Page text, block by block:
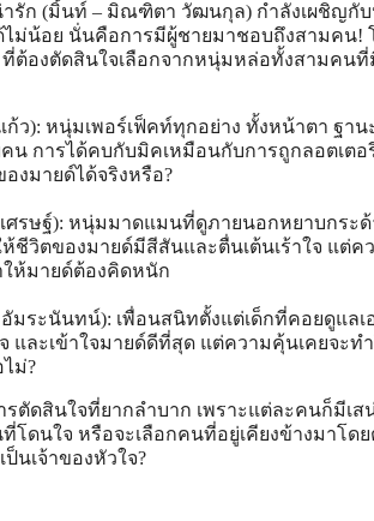
รัก (มิ้นท์ – มิณฑิตา วัฒนกุล) กำลังเผชิญกั
ไม่น้อย นั่นคือการมีผู้ชายมาชอบถึงสามคน!
ที่ต้องตัดสินใจเลือกจากหนุ่มหล่อทั้งสามคน
ก้ว): หนุ่มเพอร์เฟ็คท์ทุกอย่าง ทั้งหน้าตา ฐาน
น การได้คบกับมิคเหมือนกับการถูกลอตเต
งมายด์ได้จริงหรือ?
รษฐ์): หนุ่มมาดแมนที่ดูภายนอกหยาบกระ
ห้ชีวิตของมายด์มีสีสันและตื่นเต้นเร้าใจ แต่
ห้มายด์ต้องคิดหนัก
มระนันทน์): เพื่อนสนิทตั้งแต่เด็กที่คอยดูแลเ
และเข้าใจมายด์ดีที่สุด แต่ความคุ้นเคยจะ
ม่?
ตัดสินใจที่ยากลำบาก เพราะแต่ละคนก็มีเส
โดนใจ หรือจะเลือกคนที่อยู่เคียงข้างมาโด
นเจ้าของหัวใจ?